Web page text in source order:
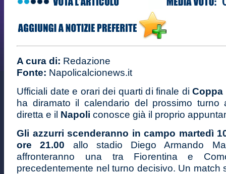
A cura di: Redazione
Fonte: Napolicalcionews.it
Ufficiali date e orari dei quarti di finale diCoppa
ha diramato il calendario del prossimo turno
diretta e il Napoli conosce già il proprio
Gli azzurri scenderanno in campo martedì
ore 21.00 allo stadio Diego Armando
affronteranno una tra Fiorentina e
precedentemente nel turno decisivo. Un match